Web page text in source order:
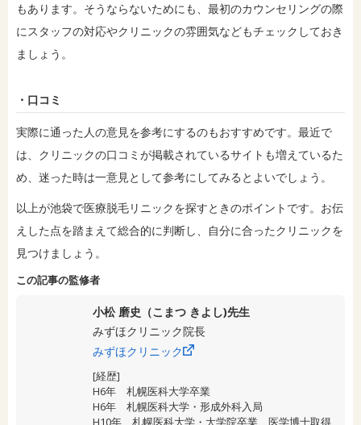
もあります。そうならないためにも、最初のカウンセリングの際
にスタッフの対応やクリニックの雰囲気などもチェックしておき
ましょう。
・口コミ
実際に通った人の意見を参考にするのもおすすめです。最近で
は、クリニックの口コミが掲載されているサイトも増えているた
め、迷った時は一意見として参考にしてみるとよいでしょう。
以上が池袋で医療脱毛リニックを探すときのポイントです。お伝
えした点を踏まえて総合的に判断し、自分に合ったクリニックを
見つけましょう。
この記事の監修者
小松 磨史（こまつ きよし)先生
みずほクリニック院長
みずほクリニック
[経歴]
H6年 札幌医科大学卒業
H6年 札幌医科大学・形成外科入局
H10年 札幌医科大学・大学院卒業 医学博士取得